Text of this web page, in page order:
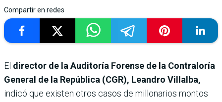
Compartir en redes
El director de la Auditoría Forense de la Contraloría
General de la República (CGR), Leandro Villalba,
indicó que existen otros casos de millonarios montos